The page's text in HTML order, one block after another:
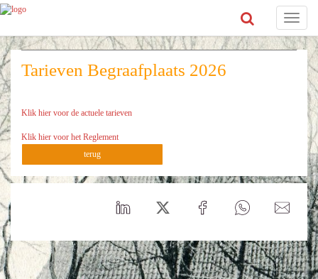
Toggle
Tarieven Begraafplaats 2026
Klik hier voor de actuele tarieven
Klik hier voor het Reglement
terug